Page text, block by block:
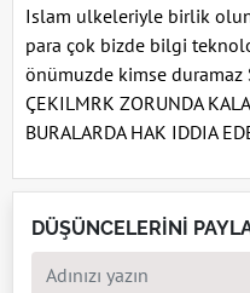
Islam ulkeleriyle birlik
para çok bizde bilgi
önümuzde kimse duramaz
ÇEKILMRK ZORUNDA
BURALARDA HAK IDDIA
DÜŞÜNCELERİNİ